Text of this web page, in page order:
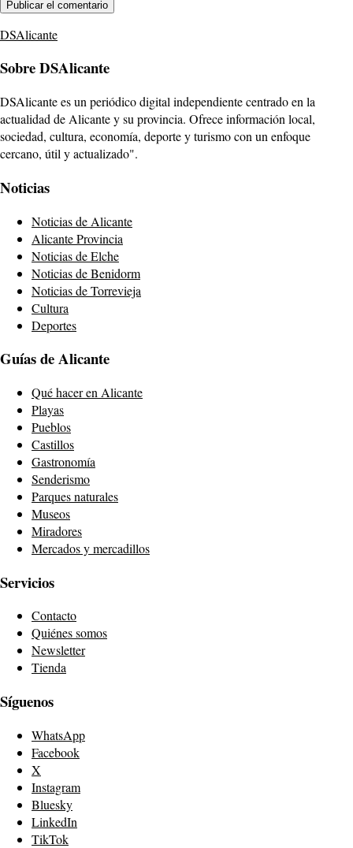
DSAlicante
Sobre DSAlicante
DSAlicante es un periódico digital independiente centrado en la
actualidad de Alicante y su provincia. Ofrece información local,
sociedad, cultura, economía, deporte y turismo con un enfoque
cercano, útil y actualizado".
Noticias
Noticias de Alicante
Alicante Provincia
Noticias de Elche
Noticias de Benidorm
Noticias de Torrevieja
Cultura
Deportes
Guías de Alicante
Qué hacer en Alicante
Playas
Pueblos
Castillos
Gastronomía
Senderismo
Parques naturales
Museos
Miradores
Mercados y mercadillos
Servicios
Contacto
Quiénes somos
Newsletter
Tienda
Síguenos
WhatsApp
Facebook
X
Instagram
Bluesky
LinkedIn
TikTok